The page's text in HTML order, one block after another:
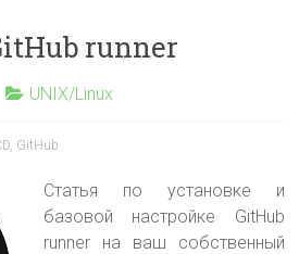
runner
UNIX/Linux
, GitHub
Статья по установке и
базовой настройке GitHub
runner на ваш собственный